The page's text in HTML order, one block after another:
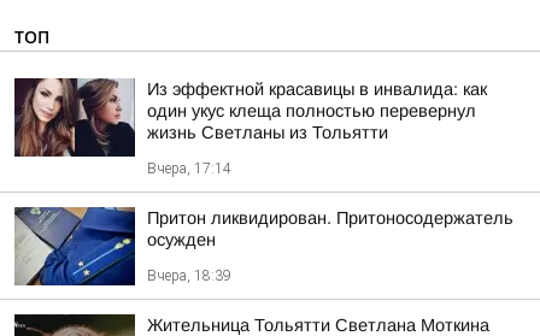
ТОП
Из эффектной красавицы в инвалида: как
один укус клеща полностью перевернул
жизнь Светланы из Тольятти
Вчера, 17:14
Притон ликвидирован. Притоносодержатель
осужден
Вчера, 18:39
Жительница Тольятти Светлана Моткина